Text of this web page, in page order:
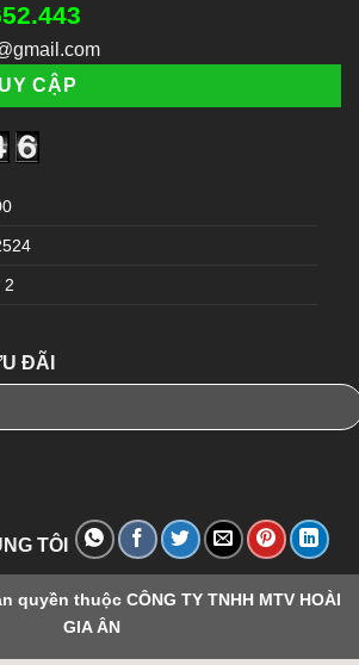
CẬP
2
ĐÃI
TÔI
quyền thuộc CÔNG TY TNHH MTV HOÀI
GIA ÂN